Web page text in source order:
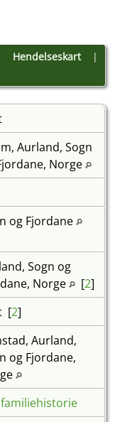
Hendelseskart|
Aurland, Sogn
Norge
og Fjordane
Sogn og
Norge [2]
[2]
Aurland,
og Fjordane,